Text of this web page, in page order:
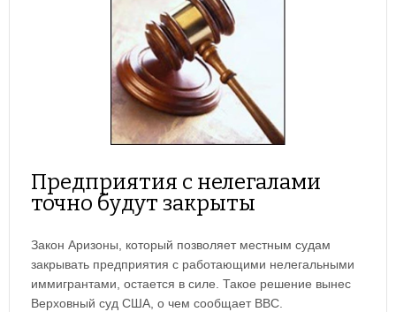
Предприятия с нелегалами
точно будут закрыты
Закон Аризоны, который позволяет местным судам
закрывать предприятия с работающими нелегальными
иммигрантами, остается в силе. Такое решение вынес
Верховный суд США, о чем сообщает BBC.